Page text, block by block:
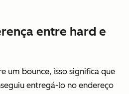
entre hard e
um bounce, isso significa que
entregá-lo no endereço